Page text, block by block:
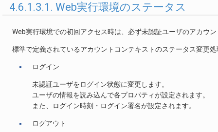
4.6.1.3.1. Web実行環境のステータス
Web実行環境での初回アクセス時は、必ず未認証ユーザのアカウ
標準で定義されているアカウントコンテキストのステータス変更
ログイン
未認証ユーザをログイン状態に変更します。
ユーザの情報を読み込んで各プロパティが設定されます。
また、ログイン時刻・ログイン署名が設定されます。
ログアウト